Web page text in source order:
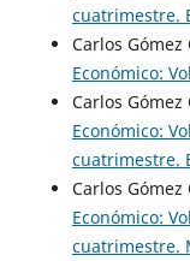
cuatrimestre.
Carlos Gómez
Económico:
Carlos Gómez
Económico:
cuatrimestre.
Carlos Gómez
Económico:
cuatrimestre.